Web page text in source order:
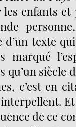
enfants et
texte
marqué
qu’un siècle
c’est en
de ce